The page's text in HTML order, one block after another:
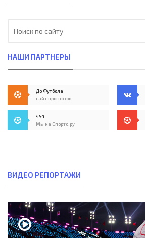
НАШИ ПАРТНЕРЫ
До Футбола
сайт прогнозов
454
Мы на Спортс.ру
ВИДЕО РЕПОРТАЖИ